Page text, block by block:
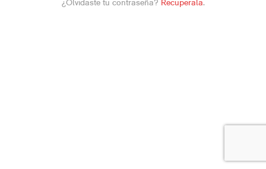
¿Olvidaste tu contraseña? Recuperala.